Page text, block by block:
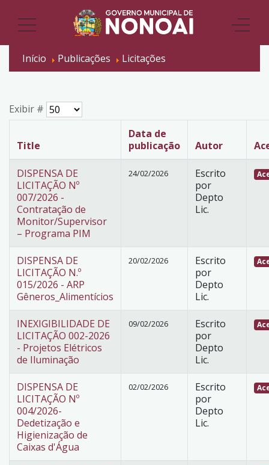
Início Publicações Licitações
Exibir #
Title
Data de
publicação
Autor
DISPENSA DE
LICITAÇÃO Nº
007/2026 -
Contratação de
Monitor/Supervisor
– Programa PIM
24/02/2026
Escrito
por
Depto
Lic.
DISPENSA DE
LICITAÇÃO N.º
015/2026 - ARP
Gêneros_Alimentícios
20/02/2026
Escrito
por
Depto
Lic.
INEXIGIBILIDADE DE
LICITAÇÃO 002-2026
- Projetos Elétricos
de Iluminação
09/02/2026
Escrito
por
Depto
Lic.
DISPENSA DE
LICITAÇÃO Nº
004/2026-
Dedetização e
Higienização de
Caixas d'Água
02/02/2026
Escrito
por
Depto
Lic.